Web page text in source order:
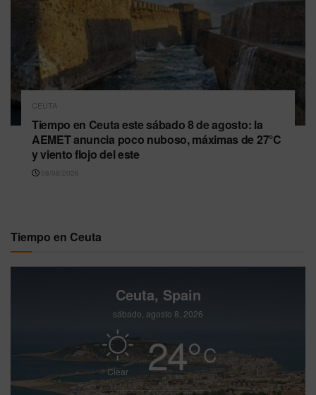
CEUTA
Tiempo en Ceuta este sábado 8 de agosto: la
AEMET anuncia poco nuboso, máximas de 27°C
y viento flojo del este
08/08/2026
Tiempo en Ceuta
Ceuta, Spain
sábado, agosto 8, 2026
Clear 24°C